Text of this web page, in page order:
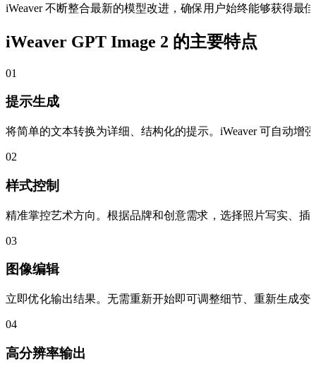
iWeaver 不断整合最新的模型改进，确保用户始终能够获得最
iWeaver GPT Image 2 的主要特点
01
提示生成
将简单的文本转换为详细、结构化的提示。iWeaver 可自动增
02
样式控制
精准掌控艺术方向。根据品牌和创意需求，选择照片写实、插
03
图像编辑
立即优化输出结果。无需重新开始即可调整细节、重新生成
04
高分辨率输出